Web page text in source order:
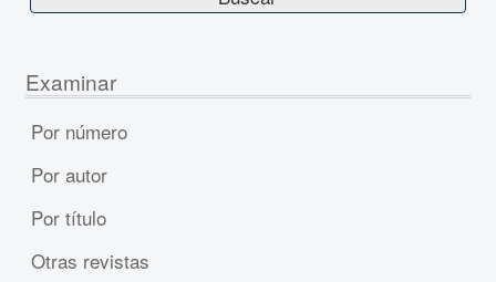
Examinar
Por número
Por autor
Por título
Otras revistas